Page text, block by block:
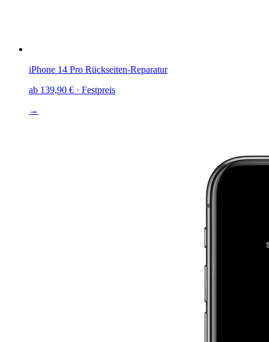
iPhone 14 Pro Rückseiten-Reparatur
ab 139,90 € · Festpreis
→